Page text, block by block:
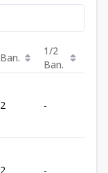
Ban.
1/2
Ban.
2 -
2 -